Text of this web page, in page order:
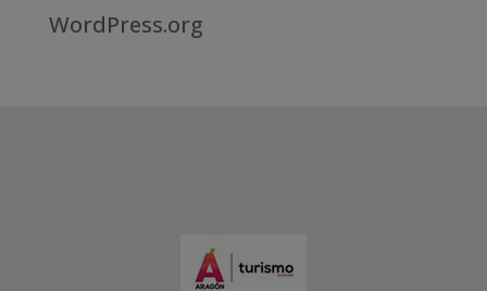
WordPress.org